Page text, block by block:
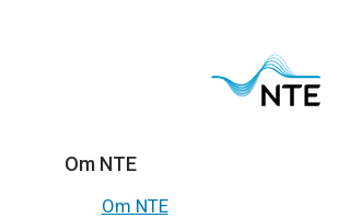
Om NTE
Om NTE